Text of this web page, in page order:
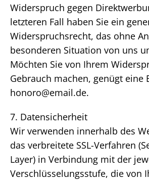
Widerspruch gegen
letzteren Fall haben Sie ein
Widerspruchsrecht, das ohne
besonderen Situation von uns
Möchten Sie von Ihrem
Gebrauch machen, genügt eine
honoro@email.de.
7. Datensicherheit
Wir verwenden innerhalb des
das verbreitete SSL-Verfahren
Layer) in Verbindung mit der
Verschlüsselungsstufe, die von